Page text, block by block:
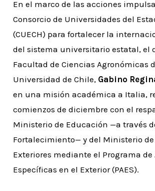
En el marco de las acciones
Consorcio de Universidades del
(CUECH) para fortalecer la
del sistema universitario estatal, el
Facultad de Ciencias Agronómicas
Universidad de Chile, Gabino
en una misión académica a Italia,
comienzos de diciembre con el
Ministerio de Educación —a través
Fortalecimiento— y del Ministerio de
Exteriores mediante el Programa
Específicas en el Exterior (PAES).